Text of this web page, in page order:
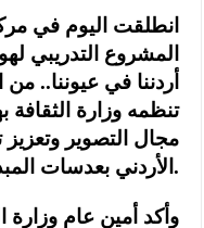
انطلقت اليوم في
المشروع التدريبي
أردننا في عيوننا..
تنظمه وزارة
مجال التصوير وتعزيز
الأردني بعدسات المبدعين.
وأكد أمين عام وزارة